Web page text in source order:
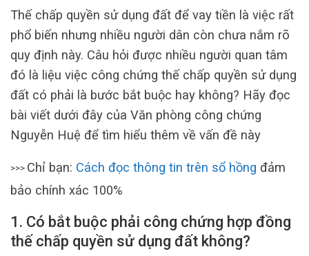
Thế chấp quyền sử dụng đất để vay tiền là việc rất
phổ biến nhưng nhiều người dân còn chưa nắm rõ
quy định này. Câu hỏi được nhiều người quan tâm
đó là liệu việc công chứng thế chấp quyền sử dụng
đất có phải là bước bắt buộc hay không? Hãy đọc
bài viết dưới đây của Văn phòng công chứng
Nguyễn Huệ để tìm hiểu thêm về vấn đề này
>>> Chỉ bạn: Cách đọc thông tin trên sổ hồng đảm
bảo chính xác 100%
1. Có bắt buộc phải công chứng hợp đồng
thế chấp quyền sử dụng đất không?